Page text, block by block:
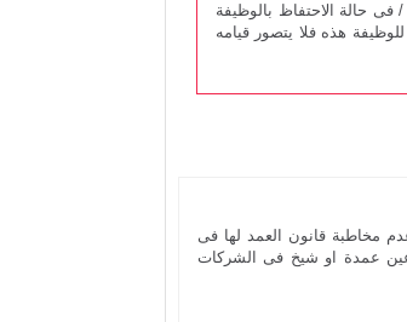
فى حالة الاحتفاظ بالوظيفة
هذه فلا يتصور قيامه
مخاطبة قانون العمد لها فى
العمل ومن ثم فأن من عين عمدة او شيخ فى الشركات